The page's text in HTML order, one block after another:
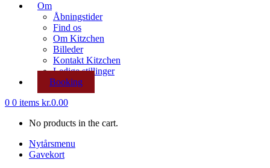
Om
Åbningstider
Find os
Om Kitzchen
Billeder
Kontakt Kitzchen
Ledige stillinger
Booking
0 0 items kr.0.00
No products in the cart.
Nytårsmenu
Gavekort